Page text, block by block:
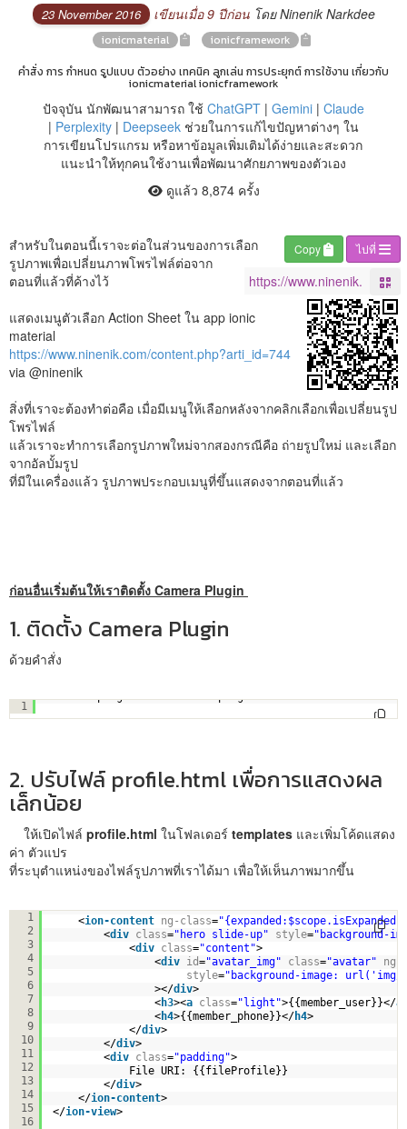
23 November 2016 เขียนเมื่อ 9 ปีก่อนโดย Ninenik Narkdee
ionicmaterial
ionicframework
คำสั่ง การ กำหนด รูปแบบ ตัวอย่าง เทคนิค ลูกเล่น การประยุกต์ การใช้งาน เกี่ยวกับ
ionicmaterial ionicframework
ปัจจุบัน นักพัฒนาสามารถ ใช้ ChatGPT| Gemini| Claude
| Perplexity| Deepseekช่วยในการแก้ไขปัญหาต่างๆ ใน
การเขียนโปรแกรม หรือหาข้อมูลเพิ่มเติมได้ง่ายและสะดวก
แนะนำให้ทุกคนใช้งานเพื่อพัฒนาศักยภาพของตัวเอง
ดูแล้ว 8,874 ครั้ง
ไปที่
Copy
สำหรับในตอนนี้เราจะต่อในส่วนของการเลือก
รูปภาพเพื่อเปลี่ยนภาพโพรไฟล์ต่อจาก
ตอนที่แล้วที่ค้างไว้
แสดงเมนูตัวเลือก Action Sheet ใน app ionic
material
https://www.ninenik.com/content.php?arti_id=744
via @ninenik
สิ่งที่เราจะต้องทำต่อคือ เมื่อมีเมนูให้เลือกหลังจากคลิกเลือกเพื่อเปลี่ยนรูป
โพรไฟล์
แล้วเราจะทำการเลือกรูปภาพใหม่จากสองกรณีคือ ถ่ายรูปใหม่ และเลือก
จากอัลบั้มรูป
ที่มีในเครื่องแล้ว รูปภาพประกอบเมนูที่ขึ้นแสดงจากตอนที่แล้ว
ก่อนอื่นเริ่มต้นให้เราติดตั้ง Camera Plugin
1. ติดตั้ง Camera Plugin
ด้วยคำสั่ง
1
2. ปรับไฟล์ profile.html เพื่อการแสดงผล
เล็กน้อย
ให้เปิดไฟล์ profile.html ในโฟลเดอร์ templates และเพิ่มโค้ดแสดง
ค่า ตัวแปร
ที่ระบุตำแหน่งของไฟล์รูปภาพที่เราได้มา เพื่อให้เห็นภาพมากขึ้น
1
2
3
4
5
6
7
8
9
10
11
12
13
14
15
16
<ion-content ng-class=
<div class="hero slide-up" style="background-
<div class="content">
<div id="avatar_img" class="avatar"
style="background-image:
></div>
<h3><a class="light">{{member_user}}</a
<h4>{{member_phone}}</h4>
</div>
</div>
<div class="padding">
File URI: {{fileProfile}}
</div>
</ion-content>
</ion-view>